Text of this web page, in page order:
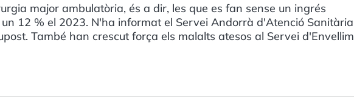
major ambulatòria, és a dir, les que es fan sense un ingrés
12 % el 2023. N'ha informat el Servei Andorrà d'Atenció
També han crescut força els malalts atesos al Servei